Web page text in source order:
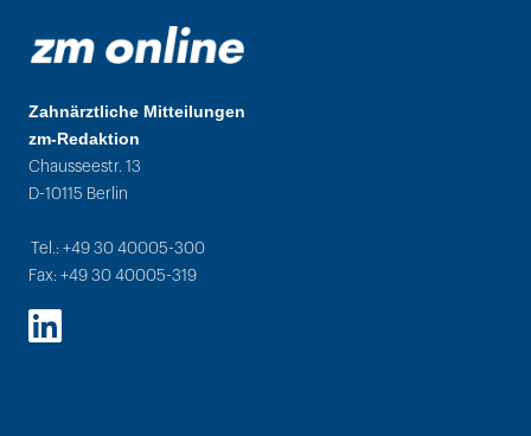
Zahnärztliche Mitteilungen
zm-Redaktion
Chausseestr. 13
D-10115 Berlin
Tel.: +49 30 40005-300
Fax: +49 30 40005-319
LinkedIn